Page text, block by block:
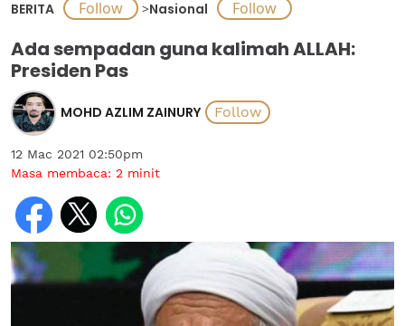
BERITA >Nasional
Ada sempadan guna kalimah ALLAH:
Presiden Pas
MOHD AZLIM ZAINURY
12 Mac 2021 02:50pm
Masa membaca: 2 minit